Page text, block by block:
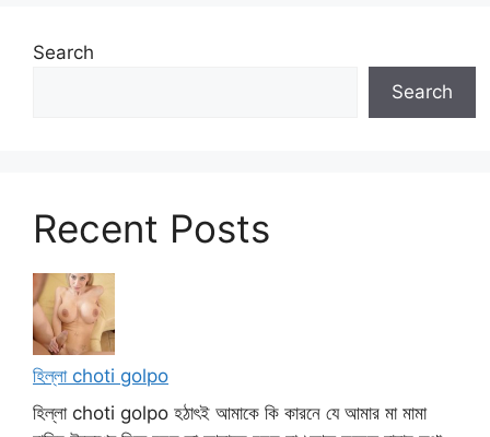
Search
Search
Recent Posts
হিল্লা choti golpo
হিল্লা choti golpo হঠাৎই আমাকে কি কারনে যে আমার মা মামা